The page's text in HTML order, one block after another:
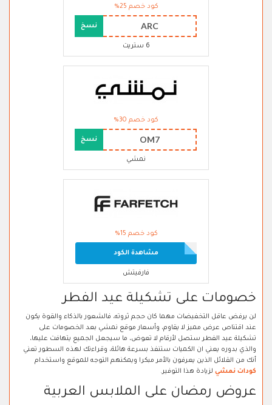
كود خصم 25%
ARC نسخ
6 ستريت
كود خصم 30%
OM7 نسخ
نمشي
كود خصم 15%
مشاهدة الكود
فارفيتش
خصومات على تشكيلة عيد الفطر
لن يرفض عاقل التخفيضات مهما كان حجم ثروته، فالشعور بالذكاء والقوة يكون
عند اقتناص عرض مميز لا يقاوم، وأسعار موقع نمشي بعد الخصومات على
تشكيلة عيد الفطر ستصل لأرقام لا تعوض، ما سيجعل الجميع يتهافت عليها،
والذي بدوره يعني ان الكميات ستنفذ بسرعة هائلة، وقراءتك لهذه السطور تعني
أنك من القلائل الذين يعرفون بالأمر مبكرا ويمكنهم التوجه للموقع واستخدام
كودات نمشي لزيادة هذا التوفير.
عروض رمضان على الملابس العربية